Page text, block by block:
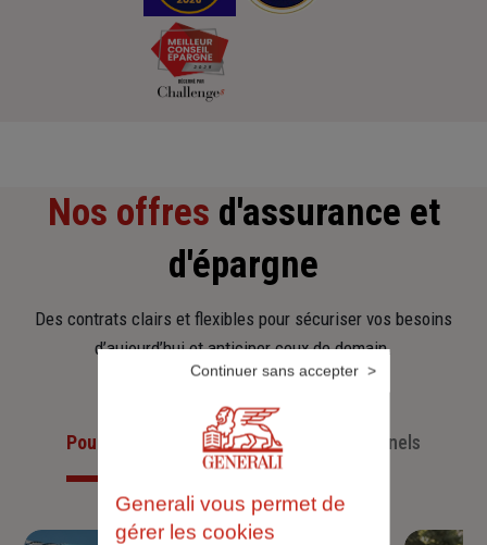
Nos offres d'assurance et
d'épargne
Des contrats clairs et flexibles pour sécuriser vos besoins
d’aujourd’hui et anticiper ceux de demain.
Pour les particuliersPour les professionnels
Generali vous permet de
gérer les cookies
Continuer sans accepter